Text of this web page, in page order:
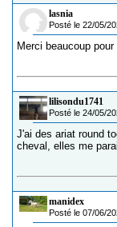
lasnia
Posté le 22/05/
Merci beaucoup
lilisondu1741
Posté le 24/05/
J'ai des ariat round
cheval, elles me
manidex
Posté le 07/06/